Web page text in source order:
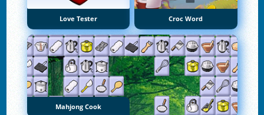
Love Tester Croc Word
Mahjong Cook